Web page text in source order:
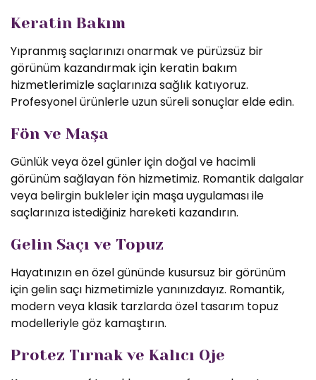
Keratin Bakım
Yıpranmış saçlarınızı onarmak ve pürüzsüz bir
görünüm kazandırmak için keratin bakım
hizmetlerimizle saçlarınıza sağlık katıyoruz.
Profesyonel ürünlerle uzun süreli sonuçlar elde edin.
Fön ve Maşa
Günlük veya özel günler için doğal ve hacimli
görünüm sağlayan fön hizmetimiz. Romantik dalgalar
veya belirgin bukleler için maşa uygulaması ile
saçlarınıza istediğiniz hareketi kazandırın.
Gelin Saçı ve Topuz
Hayatınızın en özel gününde kusursuz bir görünüm
için gelin saçı hizmetimizle yanınızdayız. Romantik,
modern veya klasik tarzlarda özel tasarım topuz
modelleriyle göz kamaştırın.
Protez Tırnak ve Kalıcı Oje